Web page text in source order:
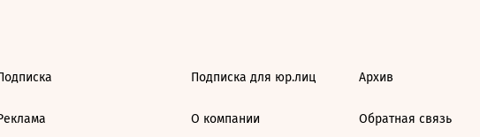
Подписка для юр.лиц
О компании
Архив
Обратная связь